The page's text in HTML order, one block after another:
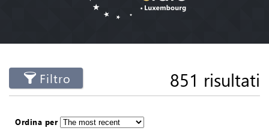
Filtro 851 risultati
Ordina per